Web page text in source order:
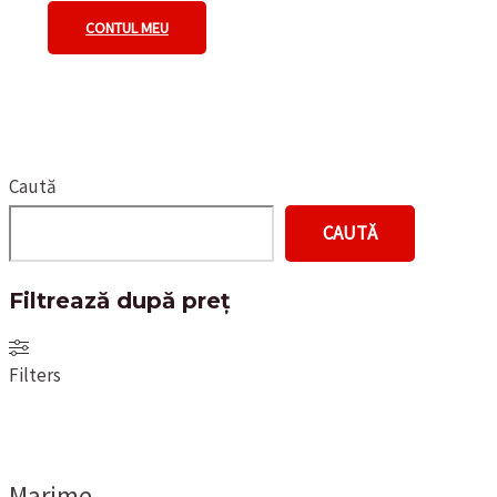
CONTUL MEU
Caută
CAUTĂ
Filtrează după preț
Filters